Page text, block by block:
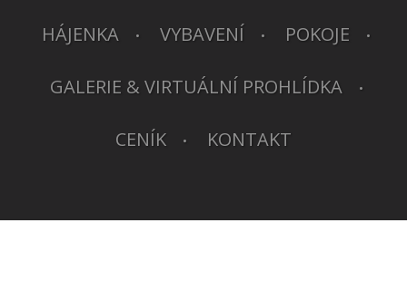
HÁJENKA VYBAVENÍ POKOJE
GALERIE & VIRTUÁLNÍ PROHLÍDKA
CENÍK KONTAKT